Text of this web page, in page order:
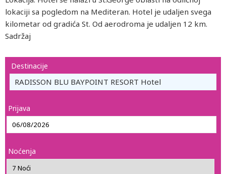
lokaciji sa pogledom na Mediteran. Hotel je udaljen svega
kilometar od gradića St. Od aerodroma je udaljen 12 km.
Sadržaj
Destinacije
RADISSON BLU BAYPOINT RESORT Hotel
Prijava
Noćenja